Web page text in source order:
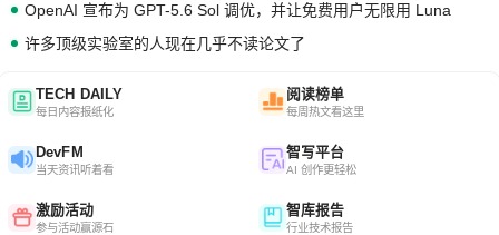
OpenAI 宣布为 GPT-5.6 Sol 调优，并让免费用户无限用 Luna
许多顶级实验室的人现在几乎不读论文了
TECH DAILY
每日内容报纸化
阅读榜单
每周热文看这里
DevFM
当天资讯听着看
智写平台
AI 创作更轻松
激励活动
参与活动赢源石
智库报告
行业技术报告